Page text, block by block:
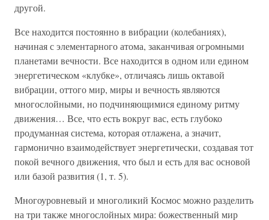
другой.
Все находится постоянно в вибрации (колебаниях),
начиная с элементарного атома, заканчивая огромными
планетами вечности. Все находится в одном или едином
энергетическом «клубке», отличаясь лишь октавой
вибрации, оттого мир, миры и вечность являются
многослойными, но подчиняющимися единому ритму
движения… Все, что есть вокруг вас, есть глубоко
продуманная система, которая отлажена, а значит,
гармонично взаимодействует энергетически, создавая тот
покой вечного движения, что был и есть для вас основой
или базой развития (1, т. 5).
Многоуровневый и многоликий Космос можно разделить
на три также многослойных мира: божественный мир